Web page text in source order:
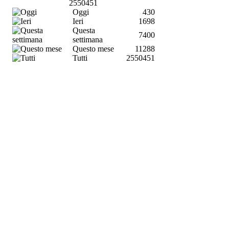
2550451
Oggi
430
Ieri
1698
Questa
settimana
7400
Questo mese
11288
Tutti
2550451